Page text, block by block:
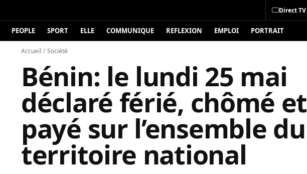
Direct TV
PEOPLE SPORT ELLE COMMUNIQUE REFLEXION EMPLOI PORTRAIT
Accueil / Société
Bénin: le lundi 25 mai
déclaré férié, chômé et
payé sur l’ensemble du
territoire national